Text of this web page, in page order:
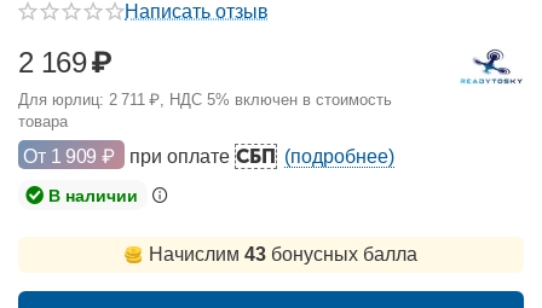
Написать отзыв
2 169₽
Для юрлиц: 2 711 ₽, НДС 5% включен в стоимость
товара
От 1 909 ₽ при оплате СБП (подробнее)
В наличии
Начислим 43 бонусных балла